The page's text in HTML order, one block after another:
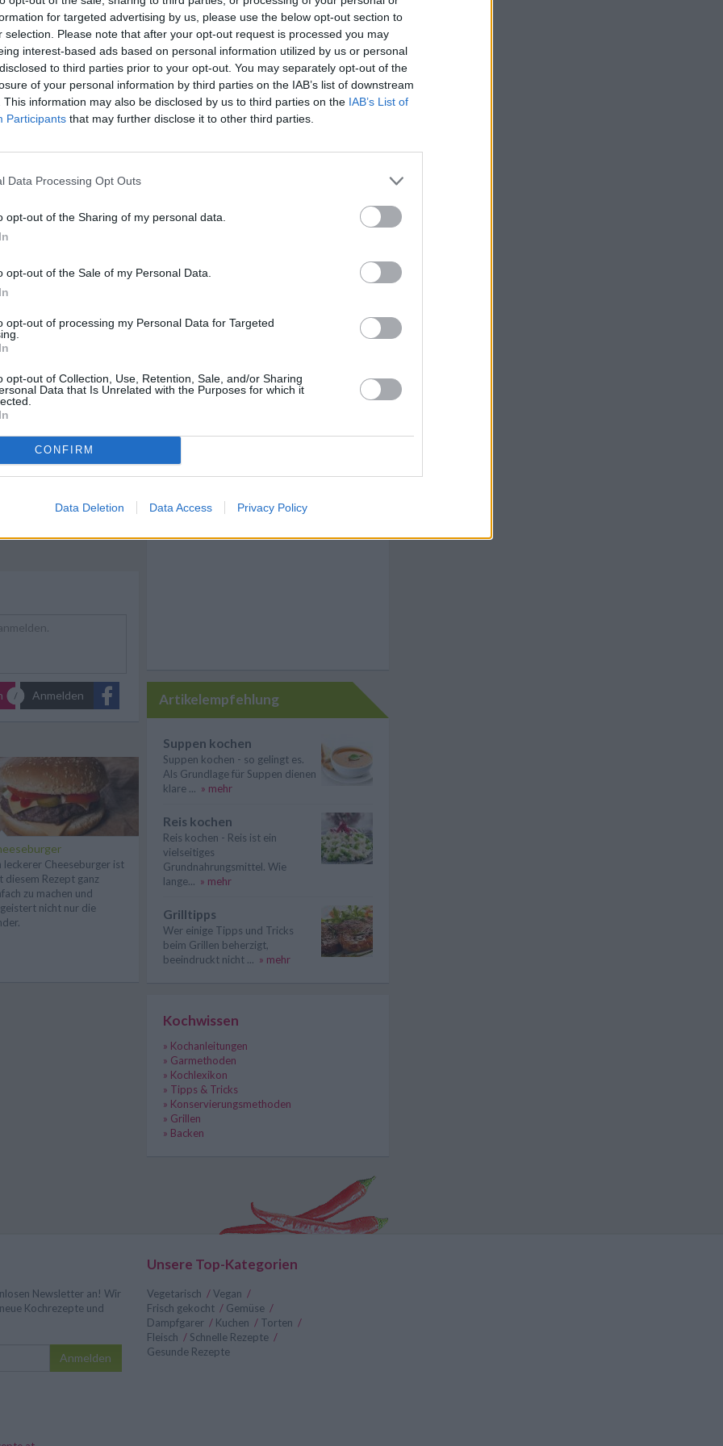
for targeted advertising by us, please use the below opt-out section to
selection. Please note that after your opt-out request is processed you may
interest-based ads based on personal information utilized by us or personal
to third parties prior to your opt-out. You may separately opt-out of the
of your personal information by third parties on the IAB’s list of downstream
This information may also be disclosed by us to third parties on the IAB’s List of
Participants that may further disclose it to other third parties.
Data Processing Opt Outs
opt-out of the Sharing of my personal data.
opt-out of the Sale of my Personal Data.
opt-out of processing my Personal Data for Targeted
opt-out of Collection, Use, Retention, Sale, and/or Sharing
Data that Is Unrelated with the Purposes for which it
CONFIRM
Data Deletion Data Access Privacy Policy
im Speckmantel
befreien,
in eine halbierte Speck
Unbedingt mit
Danach den
fein hacken,
in einer Pfanne mit
lassen.
beigeben und von
Küchenpapier abtropfen
Pfeffer abschmecken.
sind ein typisches
Vorspeise sehr
/
- Schnelle Gerichte
/
Rezepte/
Anmelden
leckerer Cheeseburger ist
diesem Rezept ganz
zu machen und
nicht nur die
Leicht
Rollmops selber machen
Anzeige
Like uns auf Facebook...
Artikelempfehlung
Suppen kochen
Suppen kochen - so gelingt es.
Als Grundlage für Suppen dienen
klare ... » mehr
Reis kochen
Reis kochen - Reis ist ein
vielseitiges
Grundnahrungsmittel. Wie
lange... » mehr
Grilltipps
Wer einige Tipps und Tricks
beim Grillen beherzigt,
beeindruckt nicht ... » mehr
Kochwissen
» Kochanleitungen
» Garmethoden
» Kochlexikon
» Tipps & Tricks
» Konservierungsmethoden
» Grillen
» Backen
Newsletter an! Wir
Kochrezepte und
Anmelden
Unsere Top-Kategorien
Vegetarisch /Vegan /
Frisch gekocht / Gemüse /
Dampfgarer / Kuchen / Torten /
Fleisch / Schnelle Rezepte /
Gesunde Rezepte